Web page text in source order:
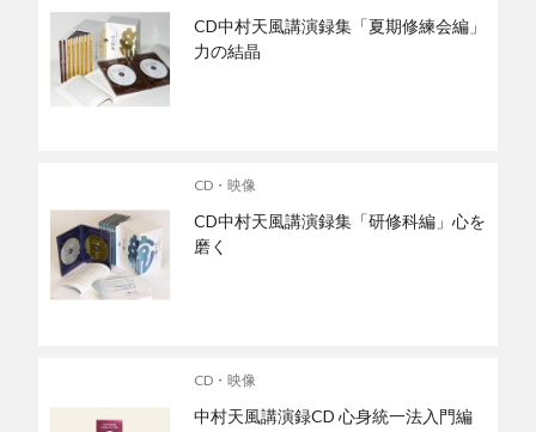
CD中村天風講演録集「夏期修練会編」
力の結晶
CD・映像
CD中村天風講演録集「研修科編」心を
磨く
CD・映像
中村天風講演録CD 心身統一法入門編